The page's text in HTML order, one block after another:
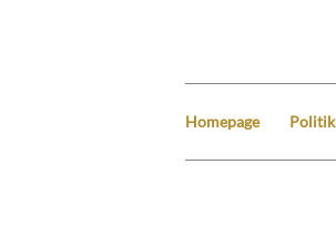
Homepage Politik